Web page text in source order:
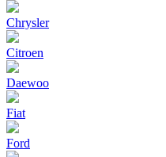
Chrysler
Citroen
Daewoo
Fiat
Ford